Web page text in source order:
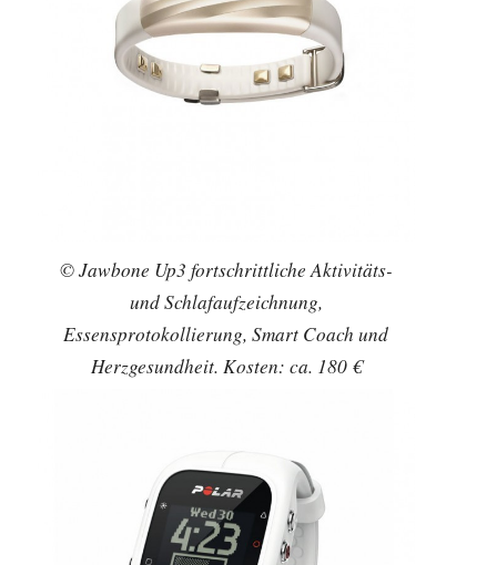
© Jawbone Up3 fortschrittliche Aktivitäts-
und Schlafaufzeichnung,
Essensprotokollierung, Smart Coach und
Herzgesundheit. Kosten: ca. 180 €